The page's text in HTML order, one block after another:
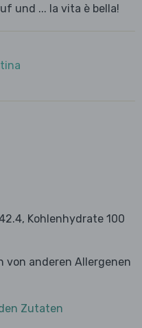
und ... la vita è bella!
Kohlenhydrate 100
von anderen Allergenen
Zutaten